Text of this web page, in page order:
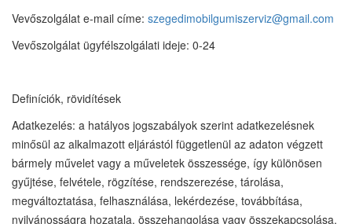
Vevőszolgálat e-mail címe: szegedimobilgumiszerviz@gmail.com
Vevőszolgálat ügyfélszolgálati ideje: 0-24
Definíciók, rövidítések
Adatkezelés: a hatályos jogszabályok szerint adatkezelésnek
minősül az alkalmazott eljárástól függetlenül az adaton végzett
bármely művelet vagy a műveletek összessége, így különösen
gyűjtése, felvétele, rögzítése, rendszerezése, tárolása,
megváltoztatása, felhasználása, lekérdezése, továbbítása,
nyilvánosságra hozatala, összehangolása vagy összekapcsolása,